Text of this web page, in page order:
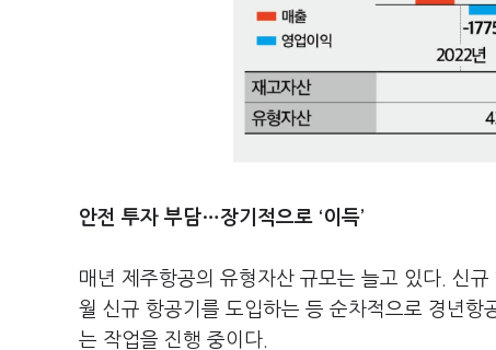
안전 투자 부담…장기적으로 ‘이득’
매년 제주항공의 유형자산 규모는 늘고 있다. 신
월 신규 항공기를 도입하는 등 순차적으로 경년
는 작업을 진행 중이다.